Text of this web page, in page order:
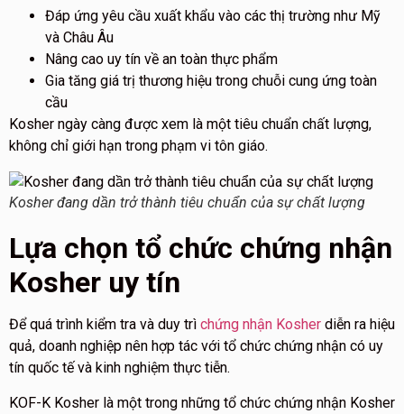
Đáp ứng yêu cầu xuất khẩu vào các thị trường như Mỹ
và Châu Âu
Nâng cao uy tín về an toàn thực phẩm
Gia tăng giá trị thương hiệu trong chuỗi cung ứng toàn
cầu
Kosher ngày càng được xem là một tiêu chuẩn chất lượng,
không chỉ giới hạn trong phạm vi tôn giáo.
Kosher đang dần trở thành tiêu chuẩn của sự chất lượng
Lựa chọn tổ chức chứng nhận
Kosher uy tín
Để quá trình kiểm tra và duy trì chứng nhận Kosher diễn ra hiệu
quả, doanh nghiệp nên hợp tác với tổ chức chứng nhận có uy
tín quốc tế và kinh nghiệm thực tiễn.
KOF-K Kosher là một trong những tổ chức chứng nhận Kosher